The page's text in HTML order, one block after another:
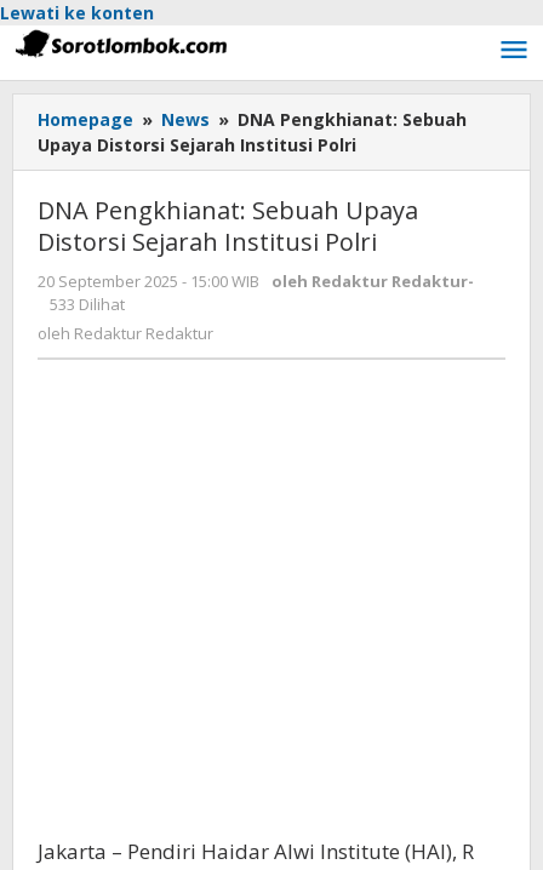
Lewati ke konten
Homepage » News » DNA Pengkhianat: Sebuah
Upaya Distorsi Sejarah Institusi Polri
DNA Pengkhianat: Sebuah Upaya
Distorsi Sejarah Institusi Polri
20 September 2025 - 15:00 WIB oleh Redaktur Redaktur-
533 Dilihat
oleh Redaktur Redaktur
Jakarta – Pendiri Haidar Alwi Institute (HAI), R